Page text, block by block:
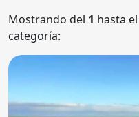
Mostrando del 1 hasta el
categoría: